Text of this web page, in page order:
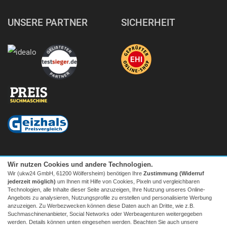
UNSERE PARTNER SICHERHEIT
Facebook| twitter
Wir nutzen Cookies und andere Technologien.
Wir (ukw24 GmbH, 61200 Wölfersheim) benötigen Ihre Zustimmung (Widerruf
jederzeit möglich) um Ihnen mit Hilfe von Cookies, Pixeln und vergleichbaren
Technologien, alle Inhalte dieser Seite anzuzeigen, Ihre Nutzung unseres Online-
Angebots zu analysieren, Nutzungsprofile zu erstellen und personalisierte Werbung
anzuzeigen. Zu Werbezwecken können diese Daten auch an Dritte, wie z.B.
Suchmaschinenanbieter, Social Networks oder Werbeagenturen weitergegeben
werden. Details können unten eingesehen werden. Beachten Sie auch unsere